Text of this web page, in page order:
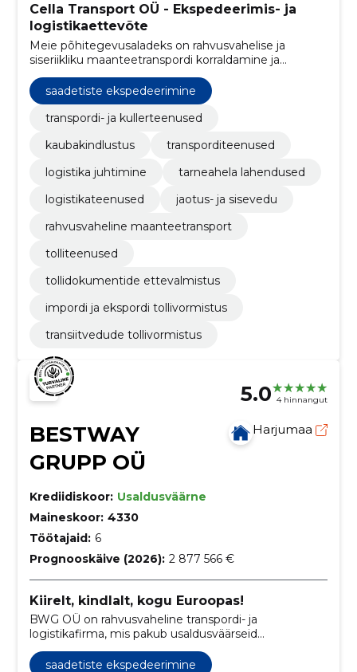
Cella Transport OÜ - Ekspedeerimis- ja
logistikaettevõte
Meie põhitegevusaladeks on rahvusvahelise ja
siseriikliku maanteetranspordi korraldamine ja
saadetiste ekspedeerimine
transpordi- ja kullerteenused
kaubakindlustus
transporditeenused
logistika juhtimine
tarneahela lahendused
logistikateenused
jaotus- ja sisevedu
rahvusvaheline maanteetransport
tolliteenused
tollidokumentide ettevalmistus
impordi ja ekspordi tollivormistus
transiitvedude tollivormistus
5.0 4 hinnangut
BESTWAY
GRUPP OÜ
Harjumaa
Krediidiskoor: Usaldusväärne
Maineskoor: 4330
Töötajaid: 6
Prognooskäive (2026): 2 877 566 €
Kiirelt, kindlalt, kogu Euroopas!
BWG OÜ on rahvusvaheline transpordi- ja
logistikafirma, mis pakub usaldusväärseid
kaubaveolahendusi üle Euroopa.
saadetiste ekspedeerimine